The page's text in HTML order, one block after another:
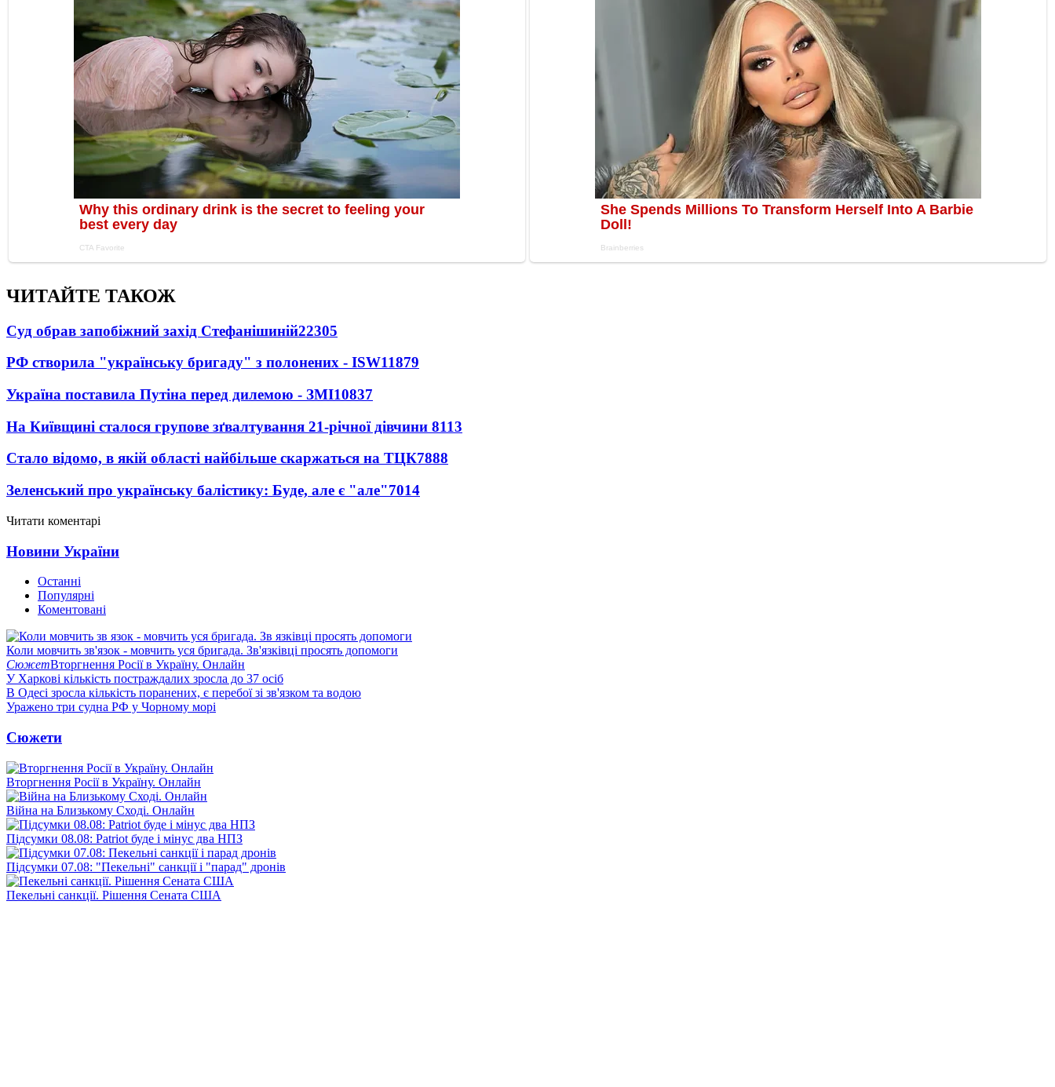
ЧИТАЙТЕ ТАКОЖ
Суд обрав запобіжний захід Стефанішиній22305
РФ створила "українську бригаду" з полонених - ISW11879
Україна поставила Путіна перед дилемою - ЗМІ10837
На Київщині сталося групове зґвалтування 21-річної дівчини 8113
Стало відомо, в якій області найбільше скаржаться на ТЦК7888
Зеленський про українську балістику: Буде, але є "але"7014
Читати коментарі
Новини України
Останні
Популярні
Коментовані
Коли мовчить зв'язок - мовчить уся бригада. Зв'язківці просять допомоги
СюжетВторгнення Росії в Україну. Онлайн
У Харкові кількість постраждалих зросла до 37 осіб
В Одесі зросла кількість поранених, є перебої зі зв'язком та водою
Уражено три судна РФ у Чорному морі
Сюжети
Вторгнення Росії в Україну. Онлайн
Війна на Близькому Сході. Онлайн
Підсумки 08.08: Patriot буде і мінус два НПЗ
Підсумки 07.08: "Пекельні" санкції і "парад" дронів
Пекельні санкції. Рішення Сената США